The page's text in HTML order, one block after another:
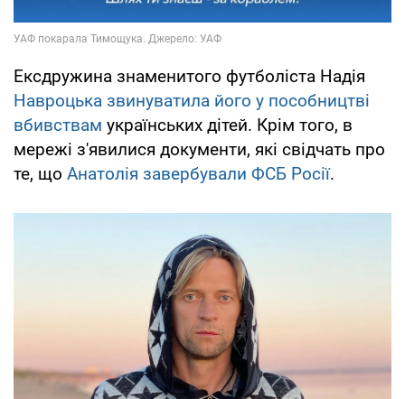
Ексдружина знаменитого футболіста Надія
Навроцька звинуватила його у пособництві
вбивствам українських дітей. Крім того, в
мережі з'явилися документи, які свідчать про
те, що Анатолія завербували ФСБ Росії.